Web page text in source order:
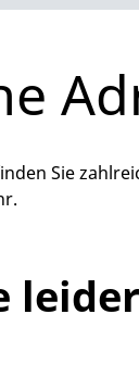
Sie